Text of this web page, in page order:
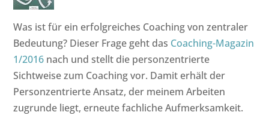
Was ist für ein erfolgreiches Coaching von zentraler
Bedeutung? Dieser Frage geht das Coaching-Magazin
1/2016 nach und stellt die personzentrierte
Sichtweise zum Coaching vor. Damit erhält der
Personzentrierte Ansatz, der meinem Arbeiten
zugrunde liegt, erneute fachliche Aufmerksamkeit.